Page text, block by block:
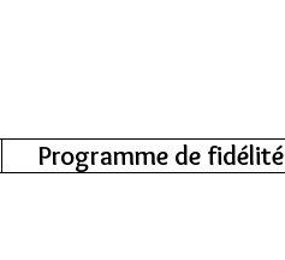
Programme de fidélité